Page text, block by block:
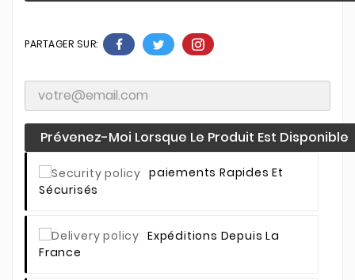
PARTAGER SUR:
Prévenez-Moi Lorsque Le Produit Est Disponible
Paiements Rapides Et
Sécurisés
Expéditions Depuis La
France